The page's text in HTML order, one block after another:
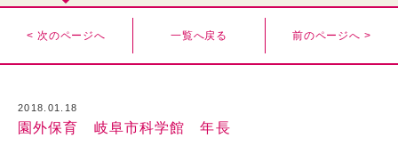
< 次のページへ 一覧へ戻る 前のページへ >
2018.01.18
園外保育 岐阜市科学館 年長